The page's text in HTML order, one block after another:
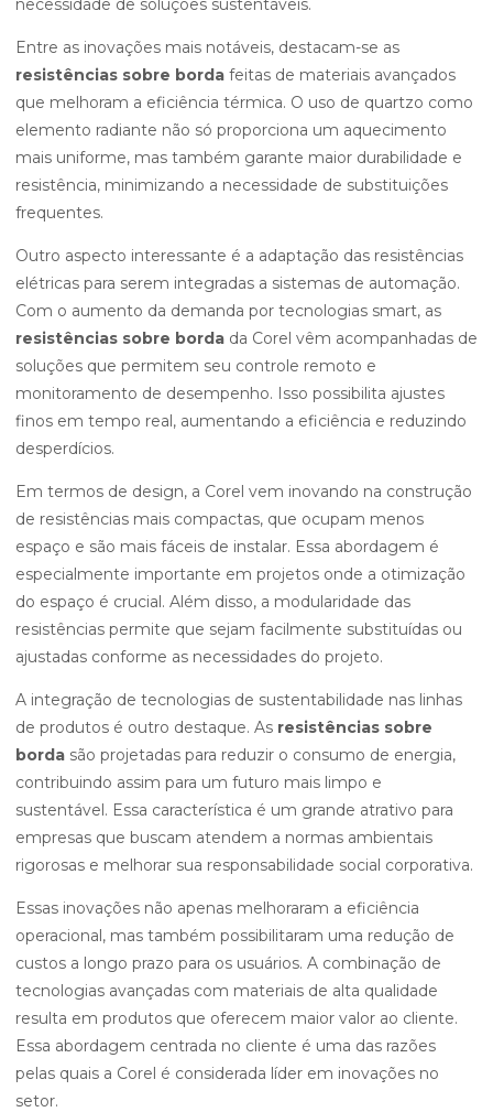
necessidade de soluções sustentáveis.
Entre as inovações mais notáveis, destacam-se as
resistências sobre borda feitas de materiais avançados
que melhoram a eficiência térmica. O uso de quartzo como
elemento radiante não só proporciona um aquecimento
mais uniforme, mas também garante maior durabilidade e
resistência, minimizando a necessidade de substituições
frequentes.
Outro aspecto interessante é a adaptação das resistências
elétricas para serem integradas a sistemas de automação.
Com o aumento da demanda por tecnologias smart, as
resistências sobre borda da Corel vêm acompanhadas de
soluções que permitem seu controle remoto e
monitoramento de desempenho. Isso possibilita ajustes
finos em tempo real, aumentando a eficiência e reduzindo
desperdícios.
Em termos de design, a Corel vem inovando na construção
de resistências mais compactas, que ocupam menos
espaço e são mais fáceis de instalar. Essa abordagem é
especialmente importante em projetos onde a otimização
do espaço é crucial. Além disso, a modularidade das
resistências permite que sejam facilmente substituídas ou
ajustadas conforme as necessidades do projeto.
A integração de tecnologias de sustentabilidade nas linhas
de produtos é outro destaque. As resistências sobre
borda são projetadas para reduzir o consumo de energia,
contribuindo assim para um futuro mais limpo e
sustentável. Essa característica é um grande atrativo para
empresas que buscam atendem a normas ambientais
rigorosas e melhorar sua responsabilidade social corporativa.
Essas inovações não apenas melhoraram a eficiência
operacional, mas também possibilitaram uma redução de
custos a longo prazo para os usuários. A combinação de
tecnologias avançadas com materiais de alta qualidade
resulta em produtos que oferecem maior valor ao cliente.
Essa abordagem centrada no cliente é uma das razões
pelas quais a Corel é considerada líder em inovações no
setor.